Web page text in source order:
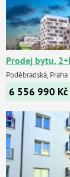
Prodej bytu,
Poděbradská,
6 556 990 Kč